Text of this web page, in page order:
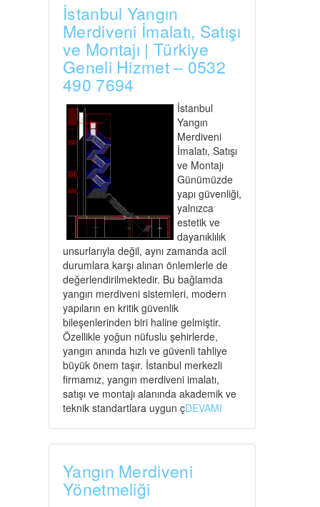
İstanbul Yangın
Merdiveni İmalatı, Satışı
ve Montajı | Türkiye
Geneli Hizmet – 0532
490 7694
İstanbul
Yangın
Merdiveni
İmalatı, Satışı
ve Montajı
Günümüzde
yapı güvenliği,
yalnızca
estetik ve
dayanıklılık
unsurlarıyla değil, aynı zamanda acil
durumlara karşı alınan önlemlerle de
değerlendirilmektedir. Bu bağlamda
yangın merdiveni sistemleri, modern
yapıların en kritik güvenlik
bileşenlerinden biri haline gelmiştir.
Özellikle yoğun nüfuslu şehirlerde,
yangın anında hızlı ve güvenli tahliye
büyük önem taşır. İstanbul merkezli
firmamız, yangın merdiveni imalatı,
satışı ve montajı alanında akademik ve
teknik standartlara uygun çDEVAMI
Yangın Merdiveni
Yönetmeliği